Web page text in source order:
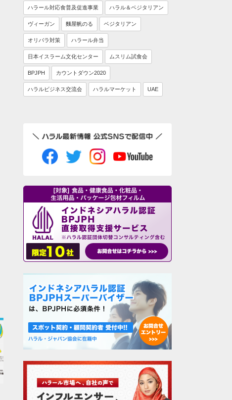
ハラール対応食普及促進事業 ハラル＆ベジタリアン
ヴィーガン 麵屋帆のる ベジタリアン
オリパラ対策 ハラール弁当
日本イスラーム文化センター ムスリム試食会
BPJPH カウントダウン2020
ハラルビジネス交流会 ハラルマーケット UAE